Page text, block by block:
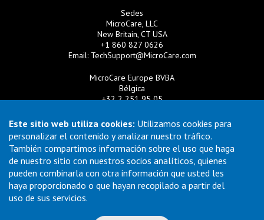
Este sitio web utiliza cookies: Utilizamos cookies para
personalizar el contenido y analizar nuestro tráfico.
También compartimos información sobre el uso que haga
de nuestro sitio con nuestros socios analíticos, quienes
pueden combinarla con otra información que usted les
haya proporcionado o que hayan recopilado a partir del
uso de sus servicios.
Sedes
MicroCare, LLC
New Britain, CT USA
+1 860 827 0626
Email: TechSupport@MicroCare.com
MicroCare Europe BVBA
Bélgica
+32 2 251 95 05
MicroCare U.K. Ltd
Reino Unido
+44 (0) 113 3609019
Email:MCCEurope@MicroCare.com
MicroCare Asia Pte Ltd
TechSupport@MicroCare.sg